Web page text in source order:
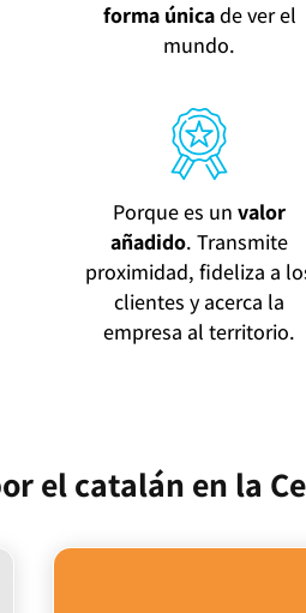
forma únicade ver el
mundo.
Porque es un valor
añadido. Transmite
proximidad, fideliza a
clientes y acerca la
empresa al territorio.
el catalán en la